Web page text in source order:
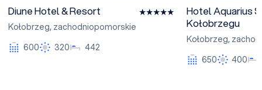
Diune Hotel & Resort
Kołobrzeg, zachodniopomorskie
600
320 442
Hotel Aquarius
Kołobrzegu
Kołobrzeg,
650
400